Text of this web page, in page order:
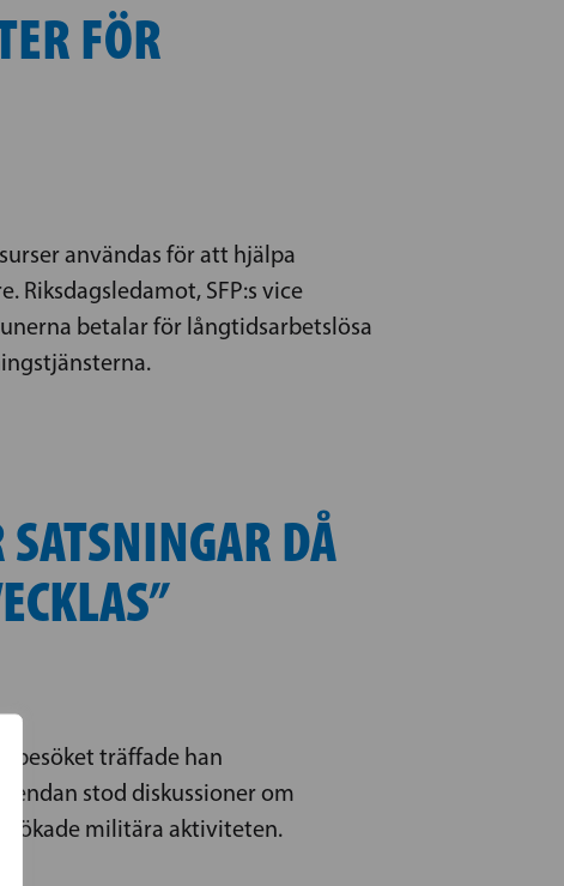
FÖR
användas för att hjälpa
SFP:s vice
betalar för långtidsarbetslösa
DÅ
besöket träffade han
stod diskussioner om
ökade militära aktiviteten.